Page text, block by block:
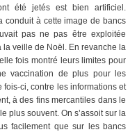
été jetés est bien artificiel.
conduit à cette image de bancs
pas ne pas être exploitée
la veille de Noël. En revanche la
fois montré leurs limites pour
vaccination de plus pour les
fois-ci, contre les informations et
à des fins mercantiles dans le
plus souvent. On s’assoit sur la
facilement que sur les bancs